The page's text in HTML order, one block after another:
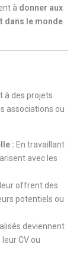
à donner aux
dans le monde
à des projets
associations ou
: En travaillant
avec les
offrent des
potentiels ou
deviennent
CV ou